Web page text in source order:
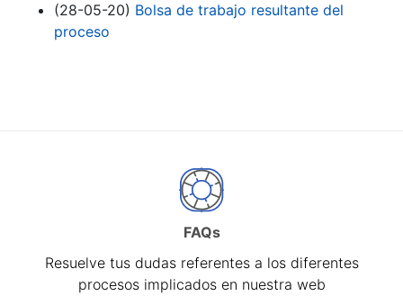
(28-05-20) Bolsa de trabajo resultante del
proceso
FAQs
Resuelve tus dudas referentes a los diferentes
procesos implicados en nuestra web